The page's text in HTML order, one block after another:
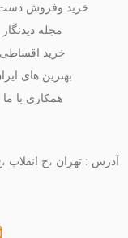
خرید وفروش
مجله دیدنگار
خرید اقساطی
بهترین های
همکاری با ما
آدرس : تهران ،خ انقلاب